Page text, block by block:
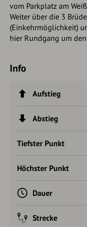
vom Parkplatz am
Weiter über die 3
(Einkehrmöglichkeit)
hier Rundgang um
Info
Aufstieg
Abstieg
Tiefster Punkt
Höchster Punkt
Dauer
Strecke